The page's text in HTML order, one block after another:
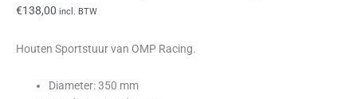
€138,00 incl. BTW
Houten Sportstuur van OMP Racing.
Diameter: 350 mm